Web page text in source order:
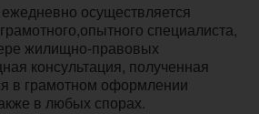
осуществляется
специалиста,
жилищно-правовых
консультация, полученная
в грамотном оформлении
в любых спорах.